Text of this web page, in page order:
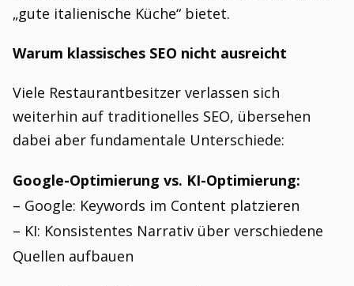
„gute italienische Küche“ bietet.
Warum klassisches SEO nicht ausreicht
Viele Restaurantbesitzer verlassen sich
weiterhin auf traditionelles SEO, übersehen
dabei aber fundamentale Unterschiede:
Google-Optimierung vs. KI-Optimierung:
– Google: Keywords im Content platzieren
– KI: Konsistentes Narrativ über verschiedene
Quellen aufbauen